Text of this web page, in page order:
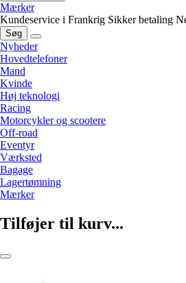
Mærker
Kundeservice i Frankrig Sikker betaling
Søg
Nyheder
Hovedtelefoner
Mand
Kvinde
Høj teknologi
Racing
Motorcykler og scootere
Off-road
Eventyr
Værksted
Bagage
Lagertømning
Mærker
Tilføjer til kurv...